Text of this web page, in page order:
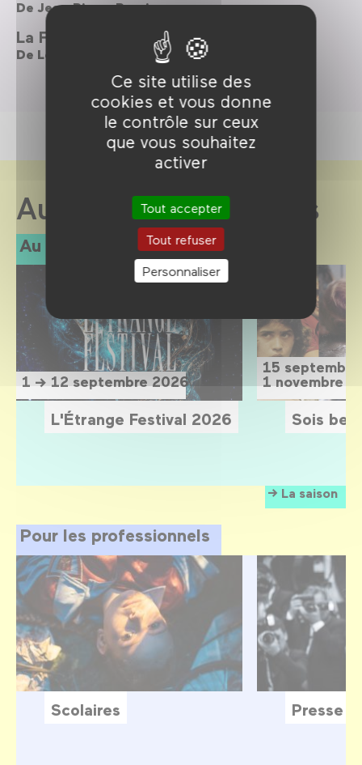
Ce site utilise des
cookies et vous donne
le contrôle sur ceux
que vous souhaitez
activer
Tout accepter
Tout refuser
Personnaliser
De Jean-Pierre Pozzi
La Fameuse Invasion des ours en Sicile
De Lorenzo Mattotti
Au Forum des images
Au programme
La saison
1 → 12 septembre 2026
L'Étrange Festival 2026
15
1 novembre
Sois
Pour les professionnels
Scolaires Presse